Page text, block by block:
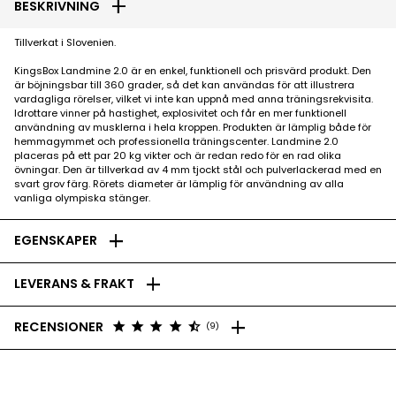
BESKRIVNING add
Tillverkat i Slovenien.
KingsBox Landmine 2.0 är en enkel, funktionell och prisvärd produkt. Den
är böjningsbar till 360 grader, så det kan användas för att illustrera
vardagliga rörelser, vilket vi inte kan uppnå med anna träningsrekvisita.
Idrottare vinner på hastighet, explosivitet och får en mer funktionell
användning av musklerna i hela kroppen. Produkten är lämplig både för
hemmagymmet och professionella träningscenter. Landmine 2.0
placeras på ett par 20 kg vikter och är redan redo för en rad olika
övningar. Den är tillverkad av 4 mm tjockt stål och pulverlackerad med en
svart grov färg. Rörets diameter är lämplig för användning av alla
vanliga olympiska stänger.
EGENSKAPER add
LEVERANS & FRAKT add
RECENSIONER star star star star star_half (9) add